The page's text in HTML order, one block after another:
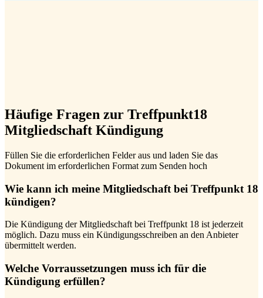
Häufige Fragen zur Treffpunkt18
Mitgliedschaft Kündigung
Füllen Sie die erforderlichen Felder aus und laden Sie das
Dokument im erforderlichen Format zum Senden hoch
Wie kann ich meine Mitgliedschaft bei Treffpunkt 18
kündigen?
Die Kündigung der Mitgliedschaft bei Treffpunkt 18 ist jederzeit
möglich. Dazu muss ein Kündigungsschreiben an den Anbieter
übermittelt werden.
Welche Vorraussetzungen muss ich für die
Kündigung erfüllen?